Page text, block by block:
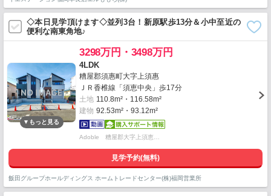
◇本日見学頂けます◇並列3台！新原駅歩13分＆小中至近の
便利な南東角地♪
3298万円・3498万円
4LDK
糟屋郡須惠町大字上須惠
ＪＲ香椎線「須恵中央」歩17分
土地 110.8m²・116.58m²
建物 92.53m²・93.12m²
Adoble 糟屋郡大字上須恵…
見学予約(無料)
飯田グループホールディングス ホームトレードセンター(株)福岡営業所